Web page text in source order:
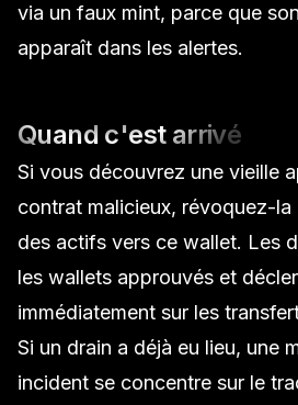
via un faux mint, parce que
apparaît dans les alertes.
Quand c'est arrivé
Si vous découvrez une vieille
contrat malicieux, révoquez-la
des actifs vers ce wallet. Les
les wallets approuvés et
immédiatement sur les
Si un drain a déjà eu lieu, une
incident se concentre sur le